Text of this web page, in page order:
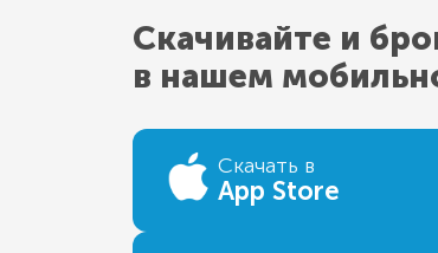
Скачивайте и
в нашем
Скачать в
App Store